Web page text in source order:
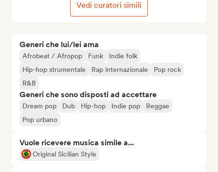
Generi che lui/lei ama
Afrobeat / Afropop Funk
Indie folk
Hip-hop strumentale
Rap internazionale
Pop rock
R&B
Generi che sono disposti ad accettare
Dream pop Dub Hip-hop Indie pop
Reggae
Pop urbano
Vuole ricevere musica simile a...
Original Sicilian Style
Vedi curatori simili